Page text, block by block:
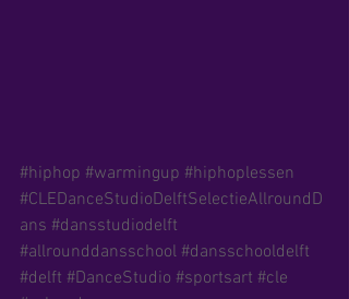
#hiphop #warmingup #hiphoplessen
#CLEDanceStudioDelftSelectieAllroundD
ans #dansstudiodelft
#allrounddansschool #dansschooldelft
#delft #DanceStudio #sportsart #cle